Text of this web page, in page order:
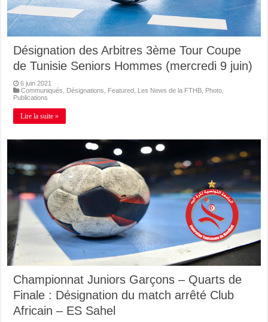
Désignation des Arbitres 3ème Tour Coupe
de Tunisie Seniors Hommes (mercredi 9 juin)
6 juin 2021
Communiqués
Désignations Featured Les News de la FTHB Photo
Publications
Lire la suite »
Championnat Juniors Garçons – Quarts de
Finale : Désignation du match arrêté Club
Africain – ES Sahel